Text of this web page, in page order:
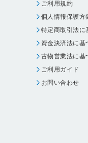
ご利用規約
個人情報保護方
特定商取引法に
資金決済法に基
古物営業法に基
ご利用ガイド
お問い合わせ